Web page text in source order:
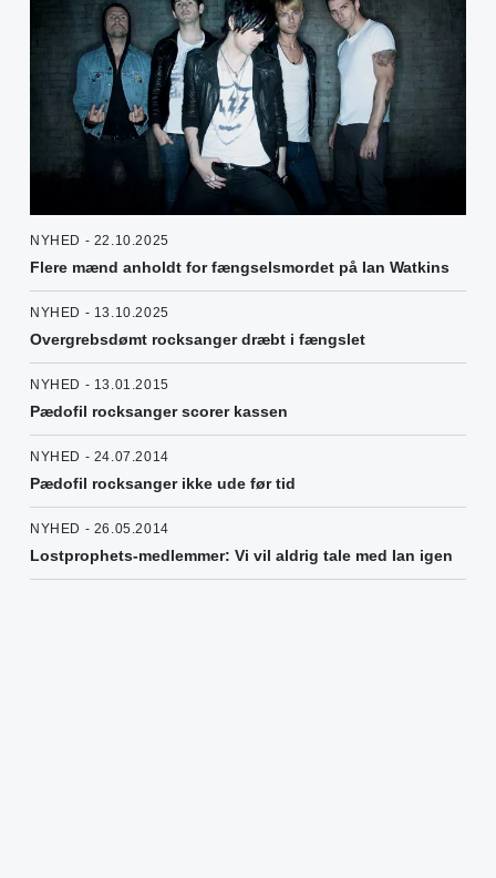
NYHED - 22.10.2025
Flere mænd anholdt for fængselsmordet på Ian Watkins
NYHED - 13.10.2025
Overgrebsdømt rocksanger dræbt i fængslet
NYHED - 13.01.2015
Pædofil rocksanger scorer kassen
NYHED - 24.07.2014
Pædofil rocksanger ikke ude før tid
NYHED - 26.05.2014
Lostprophets-medlemmer: Vi vil aldrig tale med Ian igen